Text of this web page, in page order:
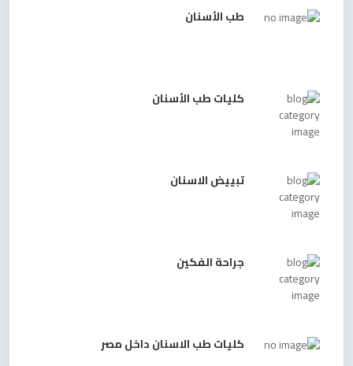
طب الأسنان
كليات طب الأسنان
تبييض الاسنان
جراحة الفكين
كليات طب الاسنان داخل مصر